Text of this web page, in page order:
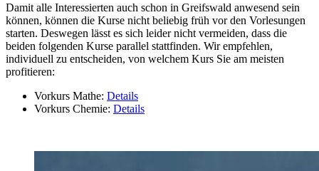
Damit alle Interessierten auch schon in Greifswald anwesend sein
können, können die Kurse nicht beliebig früh vor den Vorlesungen
starten. Deswegen lässt es sich leider nicht vermeiden, dass die
beiden folgenden Kurse parallel stattfinden. Wir empfehlen,
individuell zu entscheiden, von welchem Kurs Sie am meisten
profitieren:
Vorkurs Mathe: Details
Vorkurs Chemie: Details